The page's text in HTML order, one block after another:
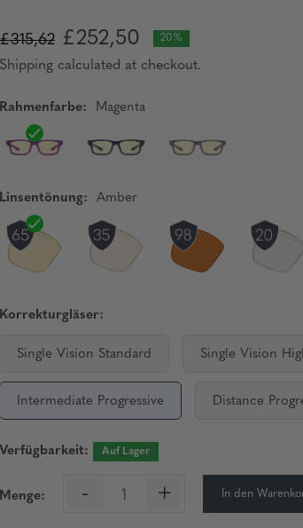
£315,62 £252,50 20%
Shipping calculated at checkout.
Rahmenfarbe: Magenta
Linsentönung: Amber
Korrekturgläser:
Single Vision Standard Single Vision
Intermediate Progressive Distance
Verfügbarkeit: Auf Lager
Menge: - + In den